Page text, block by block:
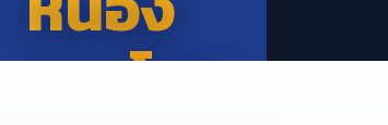
แวงโสก
2569